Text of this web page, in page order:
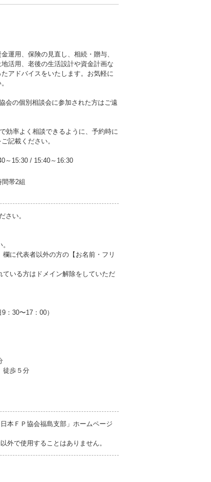
運用、保険の見直し、相続・贈与、
活用、老後の生活設計や資金計画な
アドバイスをいたします。お気軽に
会の個別相談会に参加された方はご遠
効率よく相談できるように、予約時に
記載ください。
～15:30 / 15:40～16:30
間帯2組
さい。
に代表者以外の方の【お名前・フリ
ている方はドメイン解除をしていただ
30〜17：00）
歩５分
本ＦＰ協会福島支部」ホームページ
外で使用することはありません。